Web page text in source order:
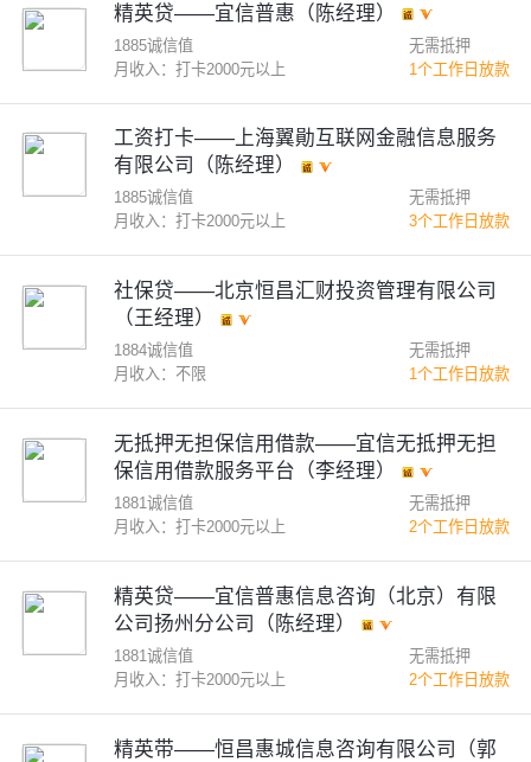
精英贷——宜信普惠（陈经理）
1885诚信值
月收入：打卡2000元以上
无需抵押
1个工作日放款
工资打卡——上海翼勛互联网金融信息服务
有限公司（陈经理）
1885诚信值
月收入：打卡2000元以上
无需抵押
3个工作日放款
社保贷——北京恒昌汇财投资管理有限公司
（王经理）
1884诚信值
月收入：不限
无需抵押
1个工作日放款
无抵押无担保信用借款——宜信无抵押无担
保信用借款服务平台（李经理）
1881诚信值
月收入：打卡2000元以上
无需抵押
2个工作日放款
精英贷——宜信普惠信息咨询（北京）有限
公司扬州分公司（陈经理）
1881诚信值
月收入：打卡2000元以上
无需抵押
2个工作日放款
精英带——恒昌惠城信息咨询有限公司（郭